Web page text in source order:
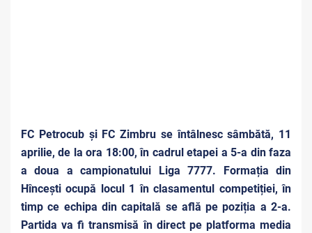
FC Petrocub și FC Zimbru se întâlnesc sâmbătă, 11
aprilie, de la ora 18:00, în cadrul etapei a 5-a din faza
a doua a campionatului Liga 7777. Formația din
Hîncești ocupă locul 1 în clasamentul competiției, în
timp ce echipa din capitală se află pe poziția a 2-a.
Partida va fi transmisă în direct pe platforma media